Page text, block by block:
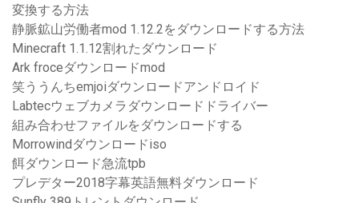
変換する方法
静脈鉱山労働者mod 1.12.2をダウンロードする方法
Minecraft 1.1.12割れたダウンロード
Ark froceダウンロードmod
笑ううんちemjoiダウンロードアンドロイド
Labtecウェブカメラダウンロードドライバー
組み合わせファイルをダウンロードする
Morrowindダウンロードiso
餌ダウンロード急流tpb
プレデター2018字幕英語無料ダウンロード